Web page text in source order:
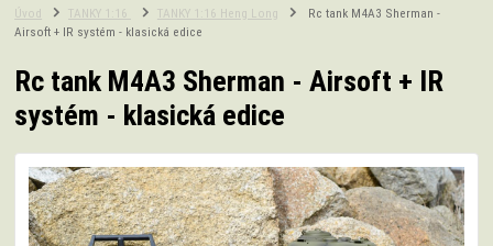
Úvod TANKY 1:16 TANKY 1:16 Heng Long
Rc tank M4A3 Sherman -
Airsoft + IR systém - klasická edice
Rc tank M4A3 Sherman - Airsoft + IR
systém - klasická edice